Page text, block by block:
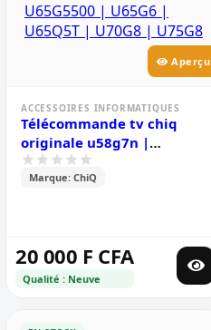
Aperçu
ACCESSOIRES INFORMATIQUES
Télécommande tv chiq
originale u58g7n |
u65g5500 | u65g6 | u65q5t
| u70g8 | u75g8
Marque: ChiQ
20 000 F CFA
Qualité : Neuve